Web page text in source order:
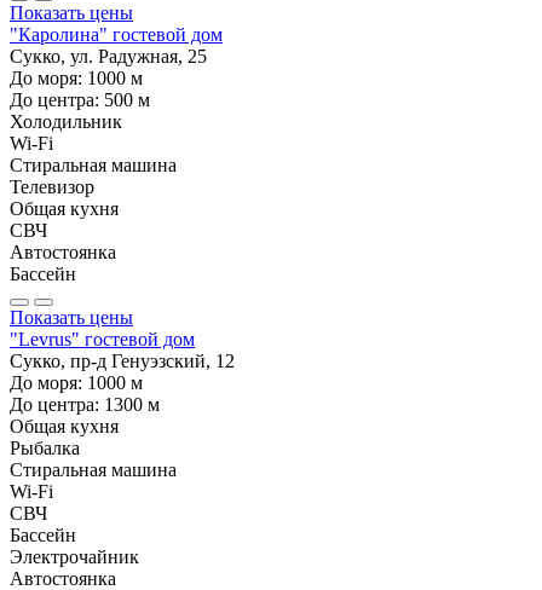
Показать цены
"Каролина" гостевой дом
Сукко, ул. Радужная, 25
До моря: 1000 м
До центра: 500 м
Холодильник
Wi-Fi
Стиральная машина
Телевизор
Общая кухня
СВЧ
Автостоянка
Бассейн
Показать цены
"Levrus" гостевой дом
Сукко, пр-д Генуэзский, 12
До моря: 1000 м
До центра: 1300 м
Общая кухня
Рыбалка
Стиральная машина
Wi-Fi
СВЧ
Бассейн
Электрочайник
Автостоянка